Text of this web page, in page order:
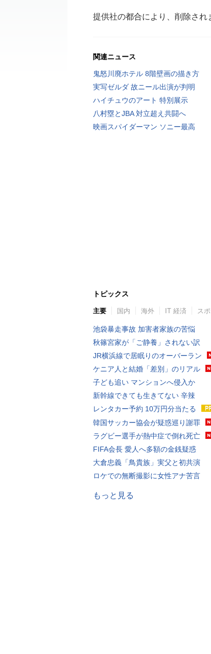
提供社の都合により、削除され
関連ニュース
鬼怒川廃ホテル 8階壁画の描き方
実写ゼルダ 故ニール出演が判明
ハイチュウのアート 特別展示
八村塁とJBA 対立超え共闘へ
映画スパイダーマン ソニー最高
トピックス
主要 国内 海外 IT 経済 ス
池袋暴走事故 加害者家族の苦悩
秋篠宮家が「ご静養」されない訳
JR横浜線で居眠りのオーバーラン
ケニア人と結婚「差別」のリアル
子ども追い マンションへ侵入か
新幹線できても生きてない 辛辣
レンタカー予約 10万円分当たる
韓国サッカー協会が疑惑巡り謝罪
ラグビー選手が熱中症で倒れ死亡
FIFA会長 愛人へ多額の金銭疑惑
大倉忠義「鳥貴族」実父と初共演
ロケでの無断撮影に女性アナ苦言
もっと見る